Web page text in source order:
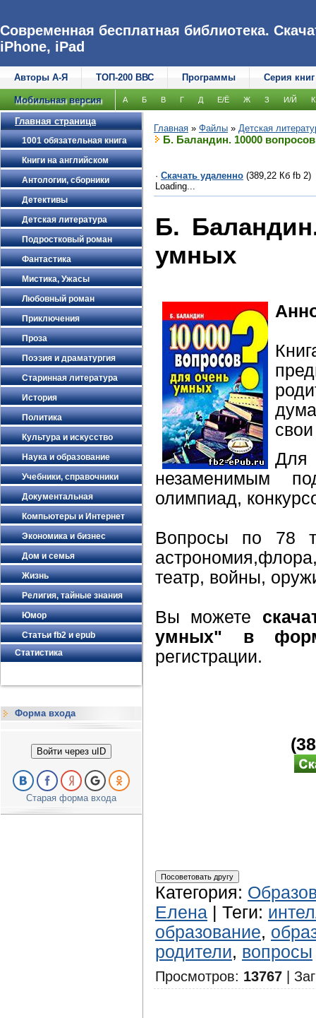
Современная бесплатная библиотека.
iPhone, iPad
Авторы А-Я ТОП-200 ВВС Программы Серия книг
Мобильная версия А Б В Г Д Е/Ё Ж З И/Й К
Главная страница
1001 обязательная книга
Книги на английском
Антологии, сборники
Детективы
Детская литература
Подростковый роман
Фантастика
Мистика, Ужасы
Любовный роман
Приключения
Проза
Поэзия и драматургия
Старинная литература
История
Политика
Культура и искусство
Наука и образование
Учебники, справочники
Документальная
Компьютеры и Интернет
Экономика и бизнес
Дом и семья
Жизнь
Религия, тайные знания
Юмор
Статьи fb2 и epub
Статистика
Форма входа
Войти через uID
Старая форма входа
Главная » Файлы » Детская
Б. Баландин. 10000
· Скачать удаленно (389,22 Кб fb 2)
Loading...
Б.
умных
незаменимым
олимпиад,
Вопросы по 78
театр, войны,
Вы можете
умных" в
регистрации.
Категория:
Елена
Теги:
образование,
родители, вопросы
Просмотров: 13767